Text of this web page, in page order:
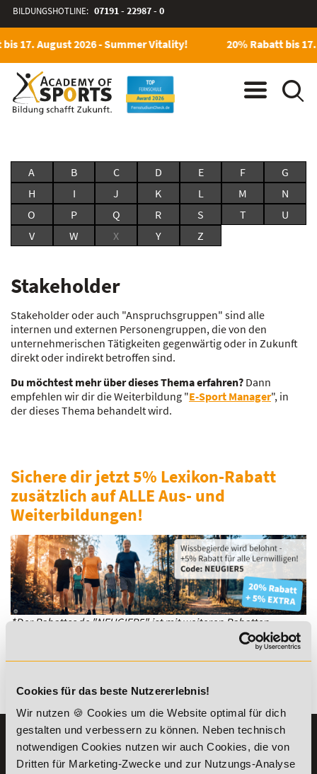
Cookies für das beste Nutzererlebnis!
Wir nutzen 🍪 Cookies um die Website optimal für dich
gestalten und verbessern zu können. Neben technisch
notwendigen Cookies nutzen wir auch Cookies, die von
Dritten für Marketing-Zwecke und zur Nutzungs-Analyse
BILDUNGSHOTLINE: 07191 - 22987 - 0
17. August 2026 - Summer Vitality! 20% Rabatt bis
A B C D E F
G
H
I J K L M
N
O
P Q R S T
U
V
W X Y Z
Stakeholder
Stakeholder oder auch "Anspruchsgruppen" sind alle
internen und externen Personengruppen, die von den
unternehmerischen Tätigkeiten gegenwärtig oder in Zukunft
direkt oder indirekt betroffen sind.
Du möchtest mehr über dieses Thema erfahren? Dann
empfehlen wir dir die Weiterbildung "E-Sport Manager", in
der dieses Thema behandelt wird.
Sichere dir jetzt 5% Lexikon-Rabatt
zusätzlich auf ALLE Aus- und
Weiterbildungen!
*Der Rabattcode "NEUGIER5" ist mit weiteren Rabatten
Es gibt keine Einträge mit diesem Anfangsbuchstaben.
KONTAKT
07191-22987-0
INFORMATIONEN
Die Academy